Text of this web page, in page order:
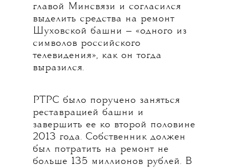
главой Минсвязи и согласился
выделить средства на ремонт
Шуховской башни — «одного из
символов российского
телевидения», как он тогда
выразился.
РТРС было поручено заняться
реставрацией башни и
завершить ее ко второй половине
2013 года. Собственник должен
был потратить на ремонт не
больше 135 миллионов рублей. В